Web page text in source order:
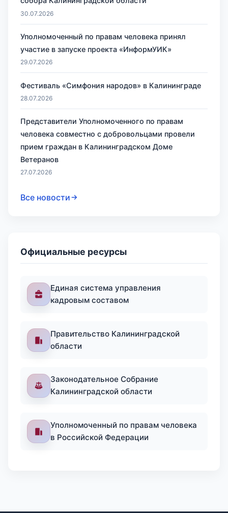
30.07.2026
Уполномоченный по правам человека принял
участие в запуске проекта «ИнформУИК»
29.07.2026
Фестиваль «Симфония народов» в Калининграде
28.07.2026
Представители Уполномоченного по правам
человека совместно с добровольцами провели
прием граждан в Калининградском Доме
Ветеранов
27.07.2026
Все новости
Официальные ресурсы
Единая система управления
кадровым составом
Правительство Калининградской
области
Законодательное Собрание
Калининградской области
Уполномоченный по правам человека
в Российской Федерации